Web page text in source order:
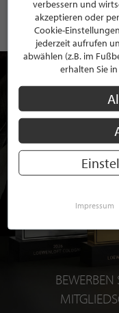
BEWERBEN
verbessern und
akzeptieren oder
Cookie-
jederzeit aufrufen
abwählen (z.B. im
erhalten Sie
Impressum